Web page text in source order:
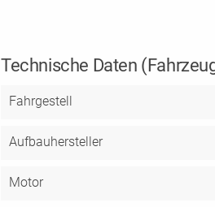
Technische Daten
Fahrgestell
Aufbauhersteller
Motor